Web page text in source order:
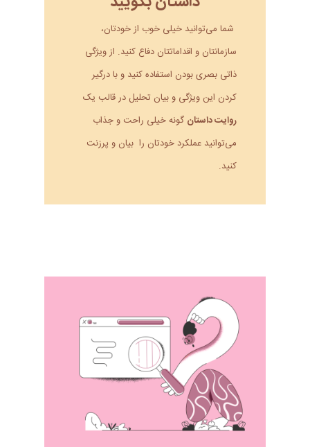
شما می‌توانید خیلی خوب از خودتان،
سازمانتان و اقداماتتان دفاع کنید. از ویژگی
ذاتی بصری بودن استفاده کنید و با درگیر
کردن این ویژگی و بیان تحلیل در قالب یک
روایت داستان گونه خیلی راحت و جذاب
می‌توانید عملکرد خودتان را بیان و پرزنت
کنید.